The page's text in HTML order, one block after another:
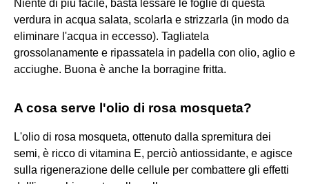
Niente di più facile, basta lessare le foglie di questa
verdura in acqua salata, scolarla e strizzarla (in modo da
eliminare l'acqua in eccesso). Tagliatela
grossolanamente e ripassatela in padella con olio, aglio e
acciughe. Buona è anche la borragine fritta.
A cosa serve l'olio di rosa mosqueta?
L'olio di rosa mosqueta, ottenuto dalla spremitura dei
semi, è ricco di vitamina E, perciò antiossidante, e agisce
sulla rigenerazione delle cellule per combattere gli effetti